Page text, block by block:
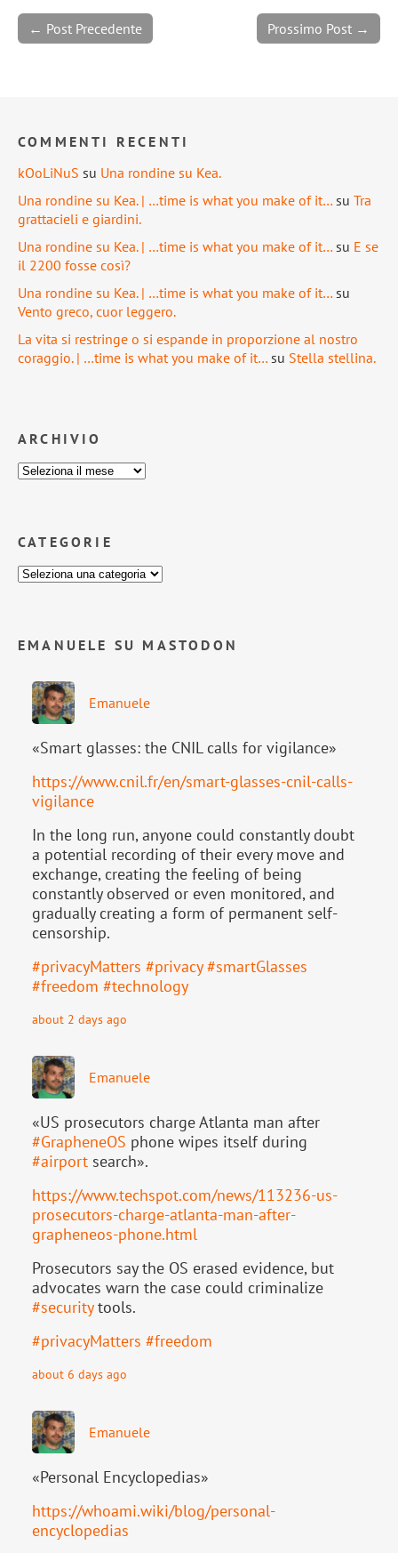
Prossimo Post →
← Post Precedente
COMMENTI RECENTI
kOoLiNuS su Una rondine su Kea.
Una rondine su Kea. | …time is what you make of it… su Tra
grattacieli e giardini.
Una rondine su Kea. | …time is what you make of it… su E se
il 2200 fosse così?
Una rondine su Kea. | …time is what you make of it… su
Vento greco, cuor leggero.
La vita si restringe o si espande in proporzione al nostro
coraggio. | …time is what you make of it… su Stella stellina.
ARCHIVIO
CATEGORIE
EMANUELE SU MASTODON
Emanuele
«Smart glasses: the CNIL calls for vigilance»
https://www.cnil.fr/en/smart-glasses-cnil-calls-
vigilance
In the long run, anyone could constantly doubt
a potential recording of their every move and
exchange, creating the feeling of being
constantly observed or even monitored, and
gradually creating a form of permanent self-
censorship.
#privacyMatters #privacy #smartGlasses
#freedom #technology
about 2 days ago
Emanuele
«US prosecutors charge Atlanta man after
#GrapheneOS phone wipes itself during
#airport search».
https://www.techspot.com/news/113236-us-
prosecutors-charge-atlanta-man-after-
grapheneos-phone.html
Prosecutors say the OS erased evidence, but
advocates warn the case could criminalize
#securitytools.
#privacyMatters #freedom
about 6 days ago
Emanuele
«Personal Encyclopedias»
https://whoami.wiki/blog/personal-
encyclopedias